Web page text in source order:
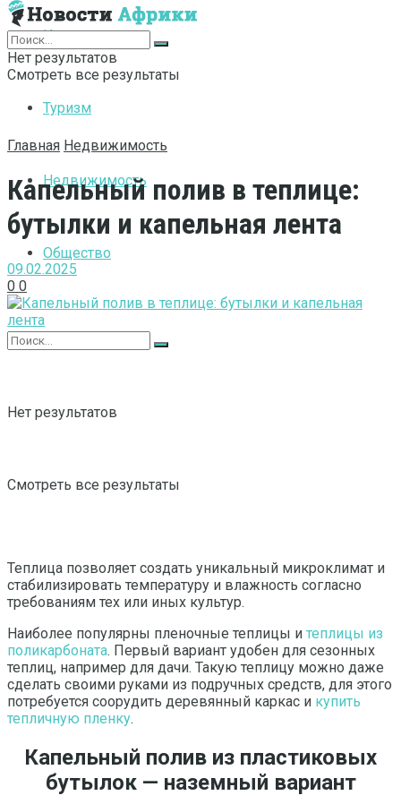
Интернет
Туризм
Недвижимость
Общество
Нет результатов
Смотреть все результаты
Нет результатов
Смотреть все результаты
Главная Недвижимость
Капельный полив в теплице:
бутылки и капельная лента
09.02.2025
0 0
Теплица позволяет создать уникальный микроклимат и
стабилизировать температуру и влажность согласно
требованиям тех или иных культур.
Наиболее популярны пленочные теплицы и теплицы из
поликарбоната. Первый вариант удобен для сезонных
теплиц, например для дачи. Такую теплицу можно даже
сделать своими руками из подручных средств, для этого
потребуется соорудить деревянный каркас и купить
тепличную пленку.
Капельный полив из пластиковых
бутылок — наземный вариант